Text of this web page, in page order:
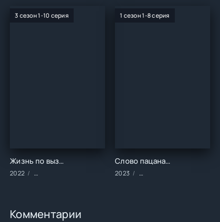
3 сезон 1-10 серия
Жизнь по вызову (1-3 сезон)
2022 Сериалы/2022 год/Зарубежные/Русские/Драма
1 сезон 1-8 серия
Слово пацана. Кровь на асфальте (1 сезон)
2023 Сериалы/2023 год/
Комментарии